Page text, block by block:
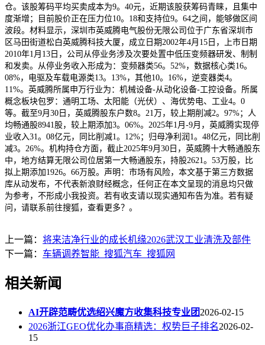
仓。该股筹码平均买卖成本为9。40元，近期该股获筹码青睐，且集中
度渐增；目前股价正在压力位10。18和支持位9。64之间，能够做区间
波段。材料显示，深圳市英威腾电气股份无限公司位于广东省深圳市
区马田街道松白英威腾科技大厦，成立日期2002年4月15日，上市日期
2010年1月13日，公司从停业务涉及次要处置中低压变频器研发、制制
和发卖。从停业务收入形成为：变频器类56。52%，数据核心类16。
08%，电驱及车载电源类13。13%，其他10。16%，逆变器类4。
11%。英威腾所属申万行业为：机械设备-从动化设备-工控设备。所属
概念板块包罗：通明工场、太阳能（光伏）、海优势电、工业4。0
等。截至9月30日，英威腾股东户数8。21万，较上期削减2。97%；人
均畅通股8941股，较上期添加3。06%。2025年1月-9月，英威腾实现停
业收入31。08亿元，同比削减1。12%；归母净利润1。48亿元，同比削
减3。26%。机构持仓方面，截止2025年9月30日，英威腾十大畅通股东
中，地方结算无限公司位居第一大畅通股东，持股2621。53万股，比
拟上期添加1926。66万股。声明：市场有风险，本文基于第三方数据
库从动发布，不代表新浪财经概念，任何正在本文呈现的消息均只做
为参考，不形成小我投资。若有收支请以现实通知布告为准。若有疑
问，请联系前往搜狐，查看更多？。
上一篇： 将来洁净行业的成长机缘2026武汉工业清洗及部件
下一篇： 车辆调养智能_搜狐汽车_搜狐网
相关新闻
AI开辟范畴优选绍兴魔方收集科技专业团2026-02-15
2026浙江GEO优化办事商精选：权势巨子排名2026-02-
15